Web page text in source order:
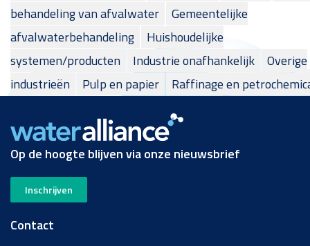
behandeling van afvalwater
Gemeentelijke
afvalwaterbehandeling
Huishoudelijke
systemen/producten
Industrie onafhankelijk
Overige
industrieën
Pulp en papier Raffinage en
Op de hoogte blijven via onze nieuwsbrief
Inschrijven
Contact